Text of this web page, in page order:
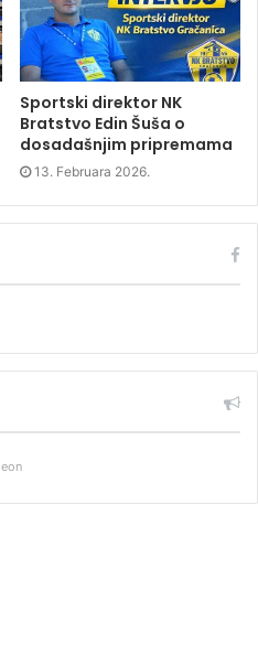
Sportski direktor NK
Bratstvo Edin Šuša o
dosadašnjim pripremama
13. Februara 2026.
eon